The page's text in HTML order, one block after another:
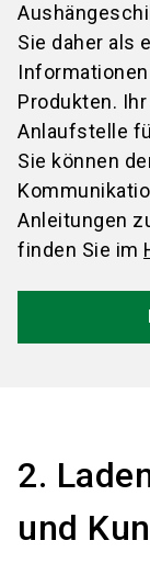
Sie daher als
Produkten.
Anlaufstelle
Sie können
Anleitungen
finden Sie im
2.
und